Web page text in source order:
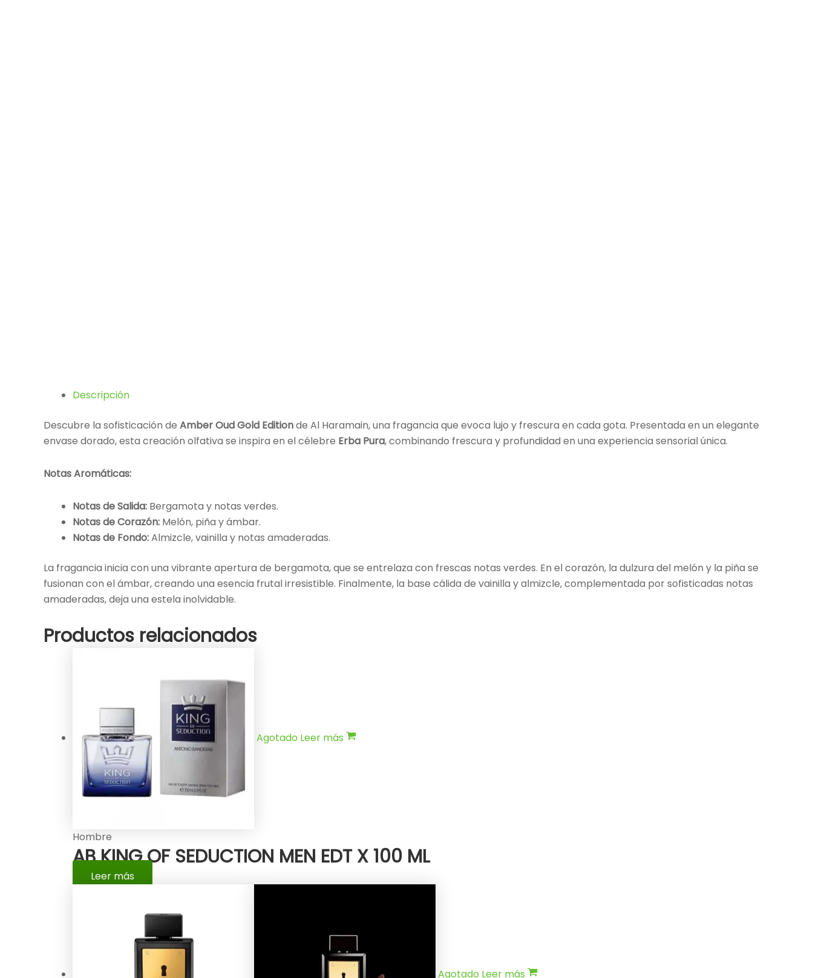
Descripción
Descubre la sofisticación de Amber Oud Gold Editionde Al Haramain, una fragancia que evoca lujo y frescura en cada gota. Presentada en un elegante
envase dorado, esta creación olfativa se inspira en el célebre Erba Pura, combinando frescura y profundidad en una experiencia sensorial única.
Notas Aromáticas:
Notas de Salida: Bergamota y notas verdes.
Notas de Corazón: Melón, piña y ámbar.
Notas de Fondo:Almizcle, vainilla y notas amaderadas.
La fragancia inicia con una vibrante apertura de bergamota, que se entrelaza con frescas notas verdes. En el corazón, la dulzura del melón y la piña se
fusionan con el ámbar, creando una esencia frutal irresistible. Finalmente, la base cálida de vainilla y almizcle, complementada por sofisticadas notas
amaderadas, deja una estela inolvidable.
Productos relacionados
Agotado Leer más
Hombre
AB KING OF SEDUCTION MEN EDT X 100 ML
Leer más
Agotado Leer más